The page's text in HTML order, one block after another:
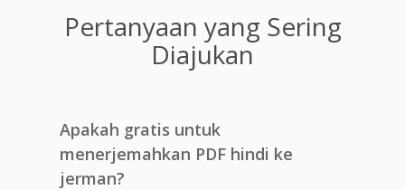
Pertanyaan yang Sering
Diajukan
Apakah gratis untuk
menerjemahkan PDF hindi ke
jerman?